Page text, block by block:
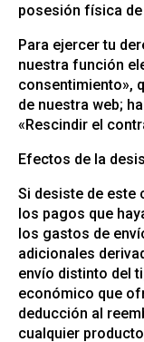
posesión física
Para ejercer tu
nuestra función
consentimiento»,
de nuestra web;
«Rescindir el
Efectos de la
Si desiste de este
los pagos que
los gastos de
adicionales
envío distinto del
económico que
deducción al
cualquier